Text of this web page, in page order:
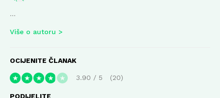
...
Više o autoru
OCIJENITE ČLANAK
★ ★ ★ ★ ★ 3.90 / 5 20
PODIJELITE